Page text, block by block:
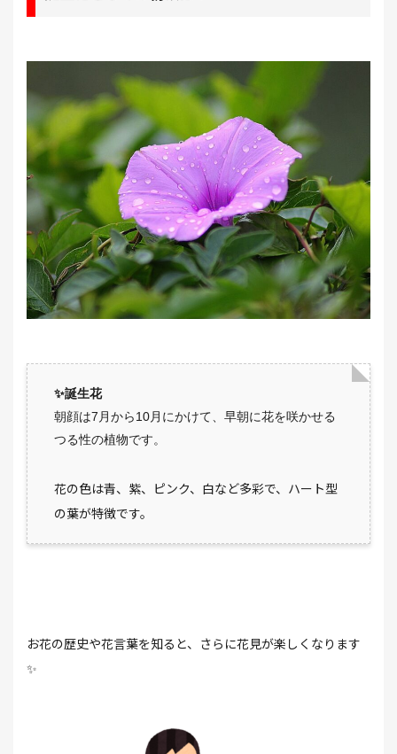
✨誕生花
朝顔は7月から10月にかけて、早朝に花を咲かせる
つる性の植物です。
花の色は青、紫、ピンク、白など多彩で、ハート型
の葉が特徴です。
お花の歴史や花言葉を知ると、さらに花見が楽しくなります
✨